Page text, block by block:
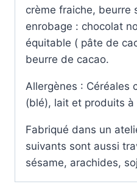
crème fraiche, beurre
enrobage : chocolat
équitable ( pâte de
beurre de cacao.
Allergènes : Céréales
(blé), lait et produits
Fabriqué dans un
suivants sont aussi
sésame, arachides,